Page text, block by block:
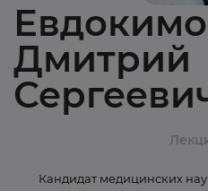
Дмитрий
Кандидат медицинских